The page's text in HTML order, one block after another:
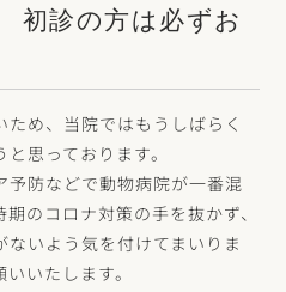
初診の方は必ずお
め、当院ではもうしばらく
思っております。
防などで動物病院が一番混
のコロナ対策の手を抜かず、
いよう気を付けてまいりま
いたします。